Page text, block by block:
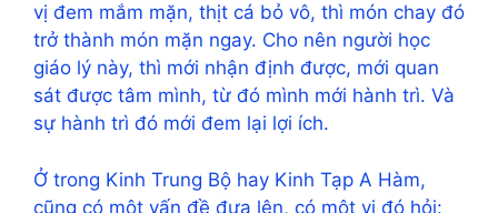
vị đem mắm mặn, thịt cá bỏ vô, thì món chay đó
trở thành món mặn ngay. Cho nên người học
giáo lý này, thì mới nhận định được, mới quan
sát được tâm mình, từ đó mình mới hành trì. Và
sự hành trì đó mới đem lại lợi ích.
Ở trong Kinh Trung Bộ hay Kinh Tạp A Hàm,
cũng có một vấn đề đưa lên, có một vị đó hỏi: